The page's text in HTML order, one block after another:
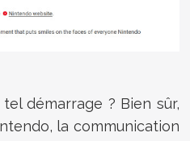
démarrage ? Bien sûr,
la communication